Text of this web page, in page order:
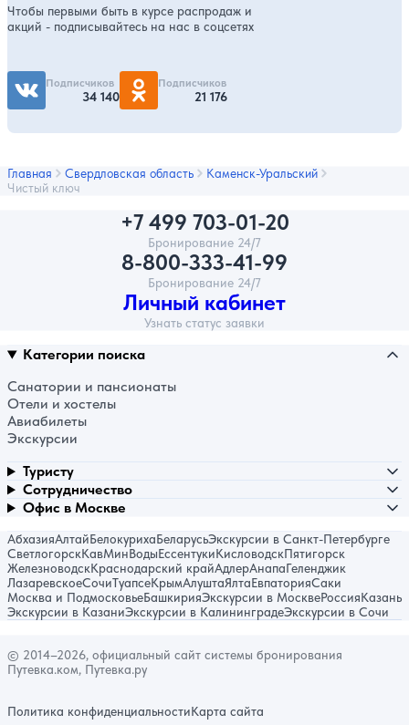
Чтобы первыми быть в курсе распродаж и
акций - подписывайтесь на нас в соцсетях
Подписчиков
34 140
Подписчиков
21 176
Главная Свердловская область
Каменск-Уральский
Чистый ключ
+7 499 703-01-20
Бронирование 24/7
8-800-333-41-99
Бронирование 24/7
Личный кабинет
Узнать статус заявки
Категории поиска
Санатории и пансионаты
Отели и хостелы
Авиабилеты
Экскурсии
Туристу
Сотрудничество
Офис в Москве
АбхазияАлтайБелокурихаБеларусьЭкскурсии в Санкт-Петербурге
СветлогорскКавМинВодыЕссентукиКисловодскПятигорск
ЖелезноводскКраснодарский крайАдлерАнапаГеленджик
ЛазаревскоеСочиТуапсеКрымАлуштаЯлтаЕвпаторияСаки
Москва и ПодмосковьеБашкирияЭкскурсии в МосквеРоссияКазань
Экскурсии в КазаниЭкскурсии в КалининградеЭкскурсии в Сочи
© 2014–2026, официальный сайт системы бронирования
Путевка.ком, Путевка.ру
Политика конфиденциальностиКарта сайта